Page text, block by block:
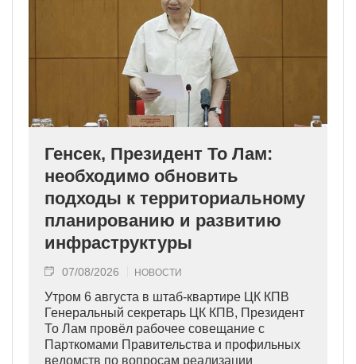
Генсек, Президент То Лам:
необходимо обновить
подходы к территориальному
планированию и развитию
инфраструктуры
07/08/2026 НОВОСТИ
Утром 6 августа в штаб-квартире ЦК КПВ
Генеральный секретарь ЦК КПВ, Президент
То Лам провёл рабочее совещание с
Парткомами Правительства и профильных
ведомств по вопросам реализации